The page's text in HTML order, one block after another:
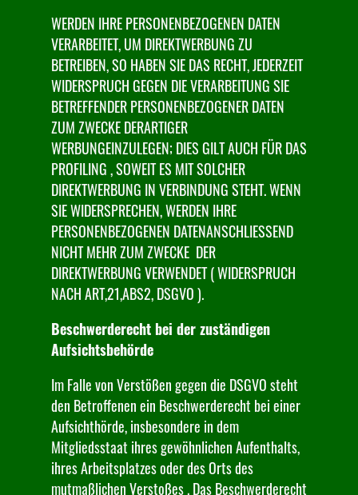
WERDEN IHRE PERSONENBEZOGENEN DATEN
VERARBEITET, UM DIREKTWERBUNG ZU
BETREIBEN, SO HABEN SIE DAS RECHT, JEDERZEIT
WIDERSPRUCH GEGEN DIE VERARBEITUNG SIE
BETREFFENDER PERSONENBEZOGENER DATEN
ZUM ZWECKE DERARTIGER
WERBUNGEINZULEGEN; DIES GILT AUCH FÜR DAS
PROFILING , SOWEIT ES MIT SOLCHER
DIREKTWERBUNG IN VERBINDUNG STEHT. WENN
SIE WIDERSPRECHEN, WERDEN IHRE
PERSONENBEZOGENEN DATENANSCHLIESSEND
NICHT MEHR ZUM ZWECKE DER
DIREKTWERBUNG VERWENDET ( WIDERSPRUCH
NACH ART,21,ABS2, DSGVO ).
Beschwerderecht bei der zuständigen
Aufsichtsbehörde
Im Falle von Verstößen gegen die DSGVO steht
den Betroffenen ein Beschwerderecht bei einer
Aufsichthörde, insbesondere in dem
Mitgliedsstaat ihres gewöhnlichen Aufenthalts,
ihres Arbeitsplatzes oder des Orts des
mutmaßlichen Verstoßes . Das Beschwerderecht